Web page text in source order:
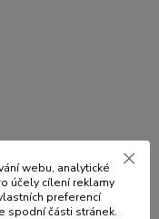
webu, analytické
účely cílení reklamy
preferencí
spodní části stránek.